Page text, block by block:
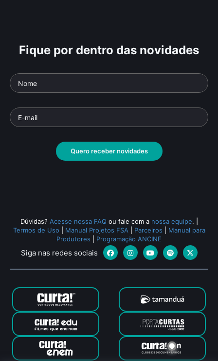
Fique por dentro das novidades
Quero receber novidades
Dúvidas? Acesse nossa FAQ ou fale com a nossa equipe.
Termos de Uso
Manual Projetos FSA Parceiros
Manual para
Produtores
Programação ANCINE
Siga nas redes sociais